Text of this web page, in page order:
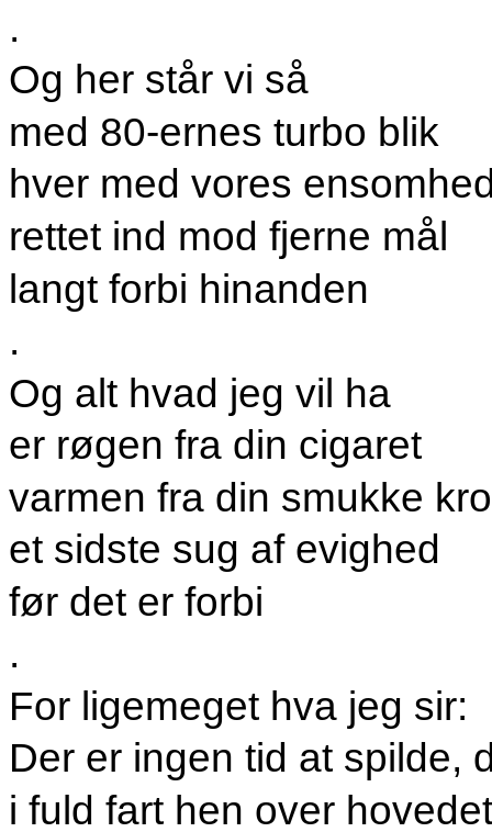
.
Og her står vi så
med 80-ernes turbo blik
hver med vores
rettet ind mod fjerne mål
langt forbi hinanden
.
Og alt hvad jeg vil ha
er røgen fra din cigaret
varmen fra din smukke
et sidste sug af evighed
før det er forbi
.
For ligemeget hva jeg sir:
Der er ingen tid at spilde,
i fuld fart hen over